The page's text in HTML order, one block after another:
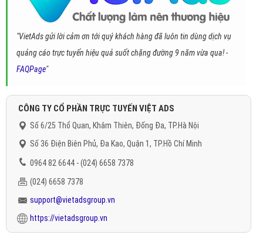
"VietAds gửi lời cảm ơn tới quý khách hàng đã luôn tin dùng dịch vụ
quảng cáo trực tuyến hiệu quả suốt chặng đường 9 năm vừa qua! -
FAQPage"
CÔNG TY CỔ PHẦN TRỰC TUYẾN VIỆT ADS
Số 6/25 Thổ Quan, Khâm Thiên, Đống Đa, TP.Hà Nội
Số 36 Điện Biên Phủ, Đa Kao, Quận 1, TP.Hồ Chí Minh
0964 82 6644 - (024) 6658 7378
(024) 6658 7378
support@vietadsgroup.vn
https://vietadsgroup.vn